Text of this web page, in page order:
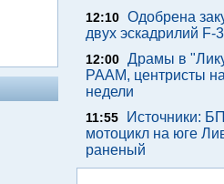
12:10 Одобрена
двух эскадрилий F-
12:00 Драмы в
РААМ, центристы
недели
11:55
Источники:
мотоцикл на юге
раненый